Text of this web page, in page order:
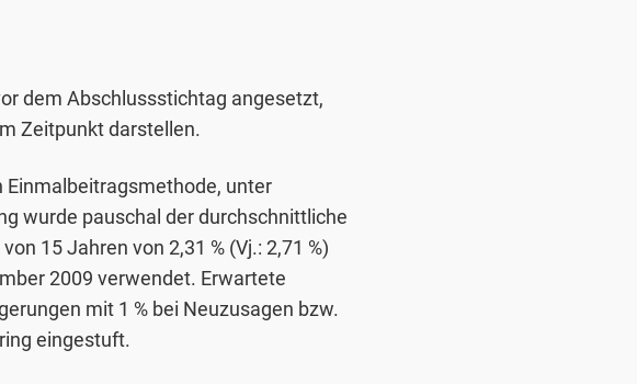
dem Abschlussstichtag angesetzt,
Zeitpunkt darstellen.
unter
wurde pauschal der durchschnittliche
15 Jahren von 2,31 % (Vj.: 2,71 %)
2009 verwendet. Erwartete
mit 1 % bei Neuzusagen bzw.
eingestuft.